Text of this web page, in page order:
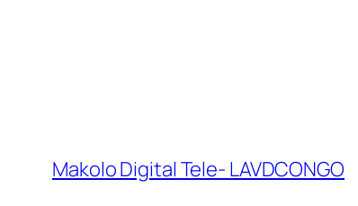
Makolo Digital Tele- LAVDCONGO